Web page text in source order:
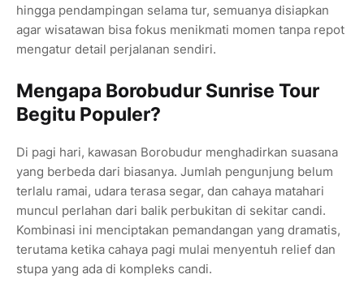
hingga pendampingan selama tur, semuanya disiapkan
agar wisatawan bisa fokus menikmati momen tanpa repot
mengatur detail perjalanan sendiri.
Mengapa Borobudur Sunrise Tour
Begitu Populer?
Di pagi hari, kawasan Borobudur menghadirkan suasana
yang berbeda dari biasanya. Jumlah pengunjung belum
terlalu ramai, udara terasa segar, dan cahaya matahari
muncul perlahan dari balik perbukitan di sekitar candi.
Kombinasi ini menciptakan pemandangan yang dramatis,
terutama ketika cahaya pagi mulai menyentuh relief dan
stupa yang ada di kompleks candi.